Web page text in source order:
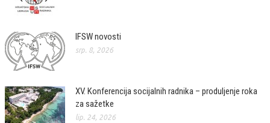
IFSW novosti
srp. 8, 2026
XV. Konferencija socijalnih radnika – produljenje roka
za sažetke
lip. 24, 2026